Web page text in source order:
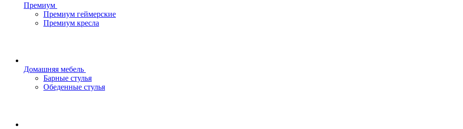
Премиум
Премиум геймерские
Премиум кресла
Домашняя мебель
Барные стулья
Обеденные стулья